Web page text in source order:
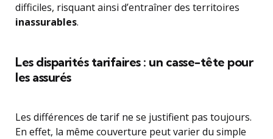
difficiles, risquant ainsi d’entraîner des territoires
inassurables.
Les disparités tarifaires : un casse-tête pour
les assurés
Les différences de tarif ne se justifient pas toujours.
En effet, la même couverture peut varier du simple